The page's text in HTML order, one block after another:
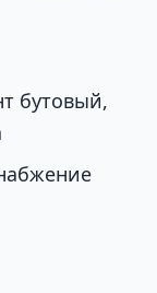
бутовый,